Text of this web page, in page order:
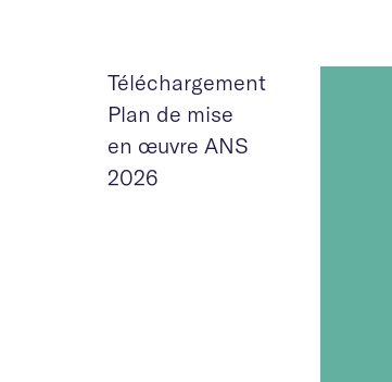
Téléchargement
Plan de mise
en œuvre ANS
2026